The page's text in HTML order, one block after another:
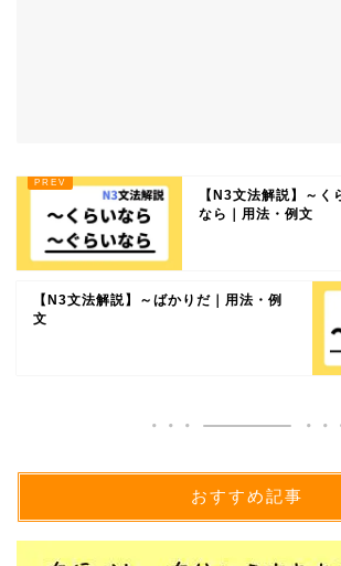
【N3文法解説】～く
なら｜用法・例文
【N3文法解説】～ばかりだ｜用法・例
文
おすすめ記事